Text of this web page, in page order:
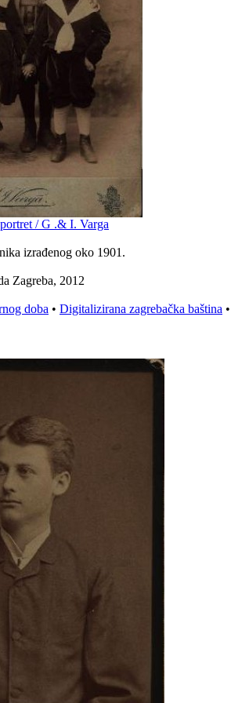
/ G .& I. Varga
izrađenog oko 1901.
Zagreba, 2012
doba • Digitalizirana zagrebačka baština